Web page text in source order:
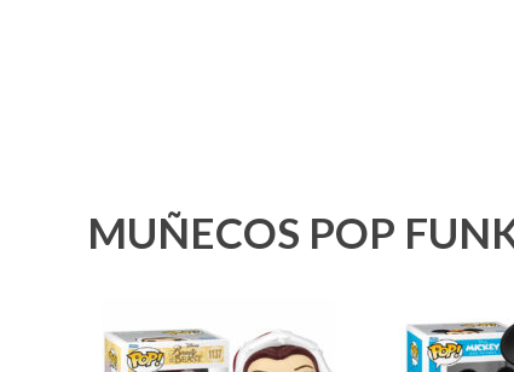
MUÑECOS POP